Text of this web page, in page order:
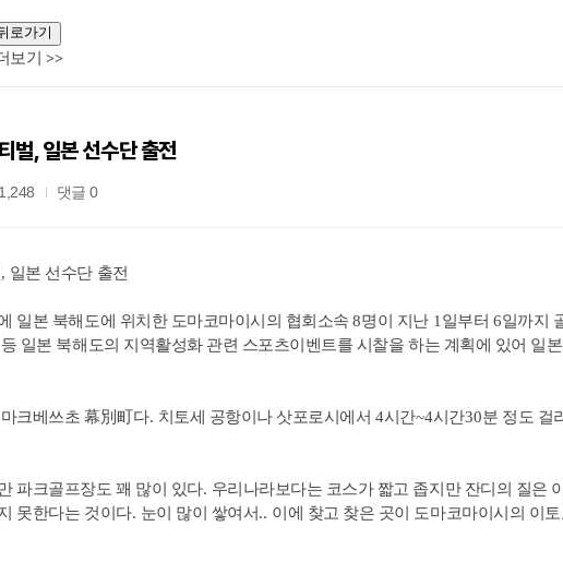
보기 >>
벌, 일본 선수단 출전
댓글 0
, 일본 선수단 출전
일본 북해도에 위치한 도마코마이시의 협회소속8명이 지난 1일부터 6일까지
일본 북해도의 지역활성화 관련 스포츠이벤트를 시찰을 하는 계획에 있어 일
크베쓰초 幕別町다. 치토세 공항이나 삿포로시에서 4시간~4시간30분 정도 걸
파크골프장도 꽤 많이 있다. 우리나라보다는 코스가 짧고 좁지만 잔디의 질은
못한다는 것이다. 눈이 많이 쌓여서.. 이에 찾고 찾은 곳이 도마코마이시의 이토